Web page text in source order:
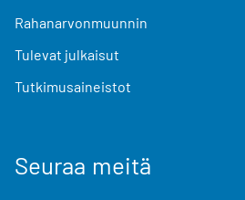
Rahanarvonmuunnin
Tulevat julkaisut
Tutkimusaineistot
Seuraa meitä